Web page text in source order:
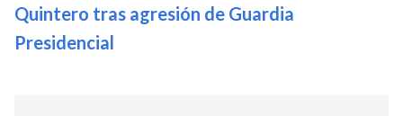
Quintero tras agresión de Guardia
Presidencial